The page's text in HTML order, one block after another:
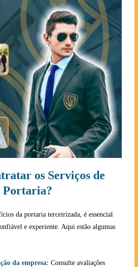
os Serviços de
Portaria?
da portaria terceirizada, é essencial
e experiente. Aqui estão algumas
da empresa: Consulte avaliações